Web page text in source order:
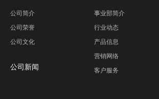
公司简介
公司荣誉
公司文化
公司新闻
事业部简介
行业动态
产品信息
营销网络
客户服务